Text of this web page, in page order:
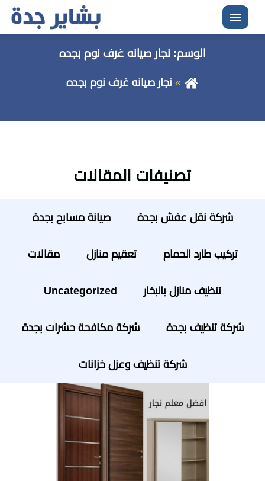
القائمة
الوسم: نجار صيانه غرف نوم بجده
نجار صيانه غرف نوم بجده
تصنيفات المقالات
شركة نقل عفش بجدة صيانة مسابح بجدة
تركيب طارد الحمام تعقيم منازل مقالات
تنظيف منازل بالبخار Uncategorized
شركة تنظيف بجدة شركة مكافحة حشرات بجدة
شركة تنظيف وعزل خزانات